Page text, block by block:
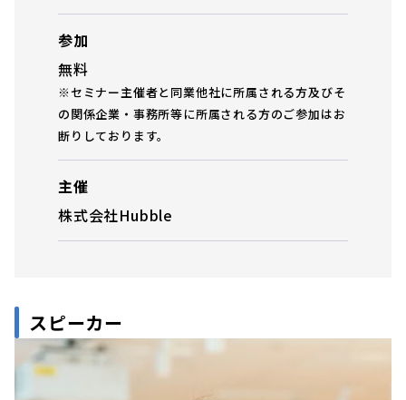
参加
無料
※セミナー主催者と同業他社に所属される方及びそ
の関係企業・事務所等に所属される方のご参加はお
断りしております。
主催
株式会社Hubble
スピーカー